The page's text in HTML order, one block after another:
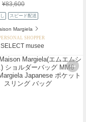
¥83,600
スピード配送
Margiela
SHOPPER
musee